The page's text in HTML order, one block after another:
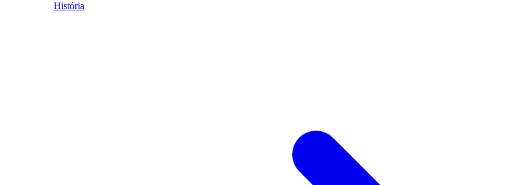
História